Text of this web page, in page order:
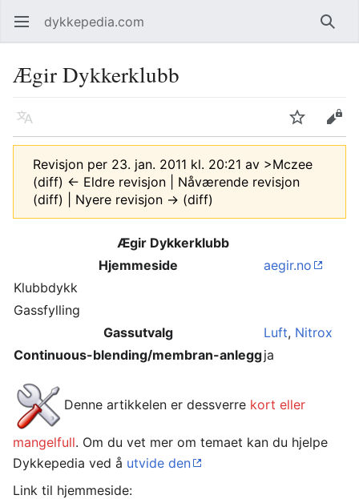
Åpne hovedmenyen dykkepedia.com Søk
Ægir Dykkerklubb
Språk Overvåk Rediger
Revisjon per 23. jan. 2011 kl. 20:21 av >Mczee
(diff) ← Eldre revisjon | Nåværende revisjon
(diff) | Nyere revisjon → (diff)
Ægir Dykkerklubb
Hjemmeside
aegir.no
Klubbdykk
Gassfylling
Gassutvalg
Luft, Nitrox
Continuous-blending/membran-anleggja
Denne artikkelen er dessverre kort eller
mangelfull. Om du vet mer om temaet kan du hjelpe
Dykkepedia ved å utvide den
Link til hjemmeside: